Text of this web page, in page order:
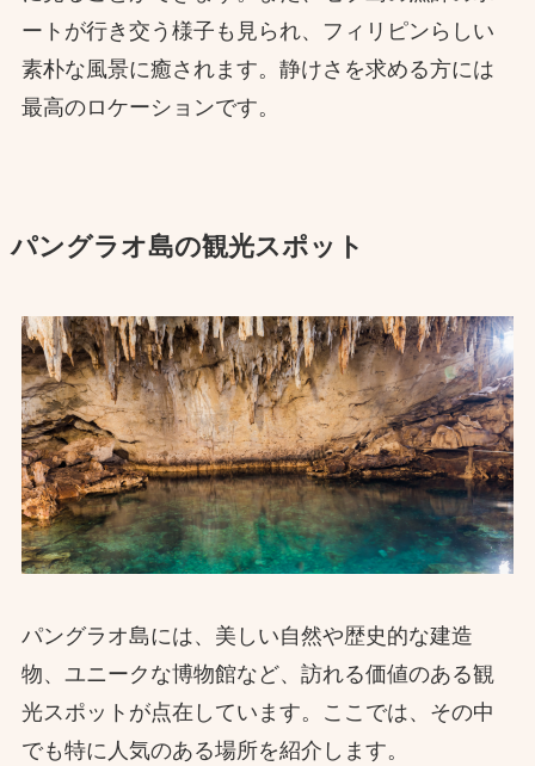
ートが行き交う様子も見られ、フィリピンらしい
素朴な風景に癒されます。静けさを求める方には
最高のロケーションです。
パングラオ島の観光スポット
パングラオ島には、美しい自然や歴史的な建造
物、ユニークな博物館など、訪れる価値のある観
光スポットが点在しています。ここでは、その中
でも特に人気のある場所を紹介します。